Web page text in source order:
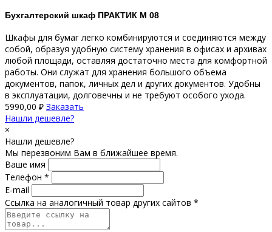
Бухгалтерский шкаф ПРАКТИК M 08
Шкафы для бумаг легко комбинируются и соединяются между
собой, образуя удобную систему хранения в офисах и архивах
любой площади, оставляя достаточно места для комфортной
работы. Они служат для хранения большого объема
документов, папок, личных дел и других документов. Удобны
в эксплуатации, долговечны и не требуют особого ухода.
5990,00 ₽ Заказать
Нашли дешевле?
×
Нашли дешевле?
Мы перезвоним Вам в ближайшее время.
Ваше имя
Телефон *
E-mail
Ссылка на аналогичный товар других сайтов *